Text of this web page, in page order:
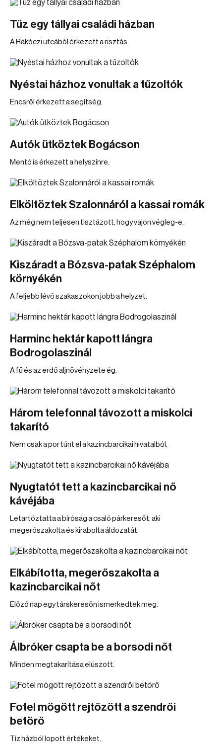
Tűz egy tállyai családi házban
A Rákóczi utcából érkezett a risztás.
Nyéstai házhoz vonultak a tűzoltók
Encsről érkezett a segítség.
Autók ütköztek Bogácson
Mentő is érkezett a helyszínre.
Elköltöztek Szalonnáról a kassai romák
Az még nem teljesen tisztázott, hogy vajon végleg-e.
Kiszáradt a Bózsva-patak Széphalom
környékén
A feljebb lévő szakaszokon jobb a helyzet.
Harminc hektár kapott lángra
Bodrogolaszinál
A fű és az erdő aljnövényzete ég.
Három telefonnal távozott a miskolci
takarító
Nem csak a por tűnt el a kazincbarcikai hivatalból.
Nyugtatót tett a kazincbarcikai nő
kávéjába
Letartóztatta a bíróság a csaló párkeresőt, aki
megerőszakolta és kirabolta áldozatát.
Elkábította, megerőszakolta a
kazincbarcikai nőt
Előző nap egy társkeresőn ismerkedtek meg.
Álbróker csapta be a borsodi nőt
Minden megtakarítása elúszott.
Fotel mögött rejtőzött a szendrői
betörő
Tíz házból lopott értékeket.